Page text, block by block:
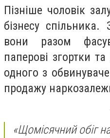
Пізніше чоловік
бізнесу спільника.
вони разом
паперові згортки
одного з
продажу
«Щомісячний обіг